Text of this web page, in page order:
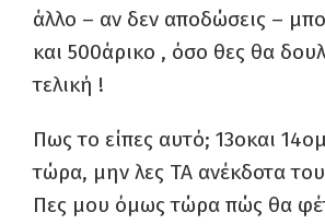
άλλο – αν δεν αποδώσεις –
και 500άρικο , όσο θες θα
τελική !
Πως το είπες αυτό; 13οκαι 14ο
τώρα, μην λες ΤΑ ανέκδοτα
Πες μου όμωςτώρα πώς θα